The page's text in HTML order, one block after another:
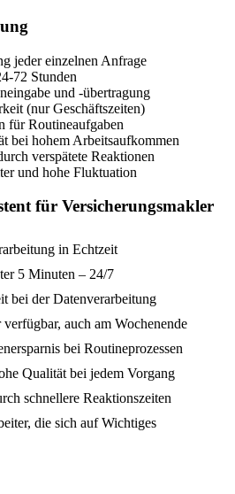
jeder einzelnen Anfrage
72 Stunden
und -übertragung
(nur Geschäftszeiten)
für Routineaufgaben
bei hohem Arbeitsaufkommen
verspätete Reaktionen
und hohe Fluktuation
für Versicherungsmakler
in Echtzeit
5 Minuten – 24/7
bei der Datenverarbeitung
auch am Wochenende
bei Routineprozessen
Qualität bei jedem Vorgang
schnellere Reaktionszeiten
die sich auf Wichtiges